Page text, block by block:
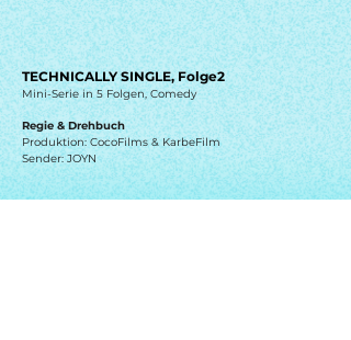
TECHNICALLY SINGLE, Folge2
Mini-Serie in 5 Folgen, Comedy
Regie & Drehbuch
Produktion: CocoFilms & KarbeFilm
Sender: JOYN